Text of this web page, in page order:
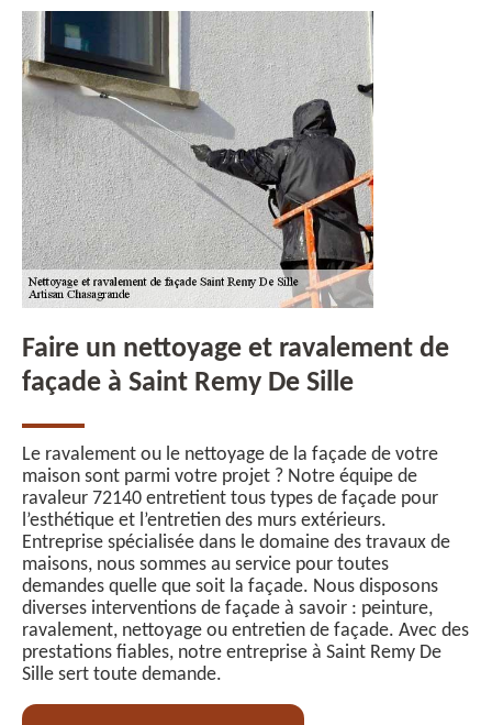
Faire un nettoyage et ravalement de
façade à Saint Remy De Sille
Le ravalement ou le nettoyage de la façade de votre
maison sont parmi votre projet ? Notre équipe de
ravaleur 72140 entretient tous types de façade pour
l’esthétique et l’entretien des murs extérieurs.
Entreprise spécialisée dans le domaine des travaux de
maisons, nous sommes au service pour toutes
demandes quelle que soit la façade. Nous disposons
diverses interventions de façade à savoir : peinture,
ravalement, nettoyage ou entretien de façade. Avec des
prestations fiables, notre entreprise à Saint Remy De
Sille sert toute demande.